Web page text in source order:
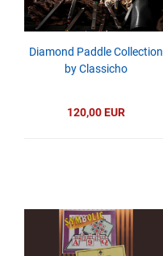
Diamond Paddle Collection
by Classicho
120,00 EUR